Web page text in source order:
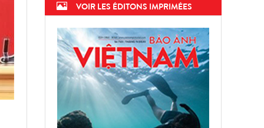
VOIR LES ÉDITONS IMPRIMÉES